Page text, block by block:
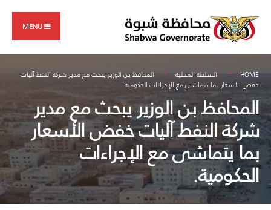
content
MENU
HOME السلطة المحلية
المحافظ بن الوزير يبحث مع مدير شركة النفط آليات
خفض الأسعار بما يتماشى مع الإجراءات الحكومية.
المحافظ بن الوزير يبحث مع مدير
شركة النفط آليات خفض الأسعار
بما يتماشى مع الإجراءات
الحكومية.
for: